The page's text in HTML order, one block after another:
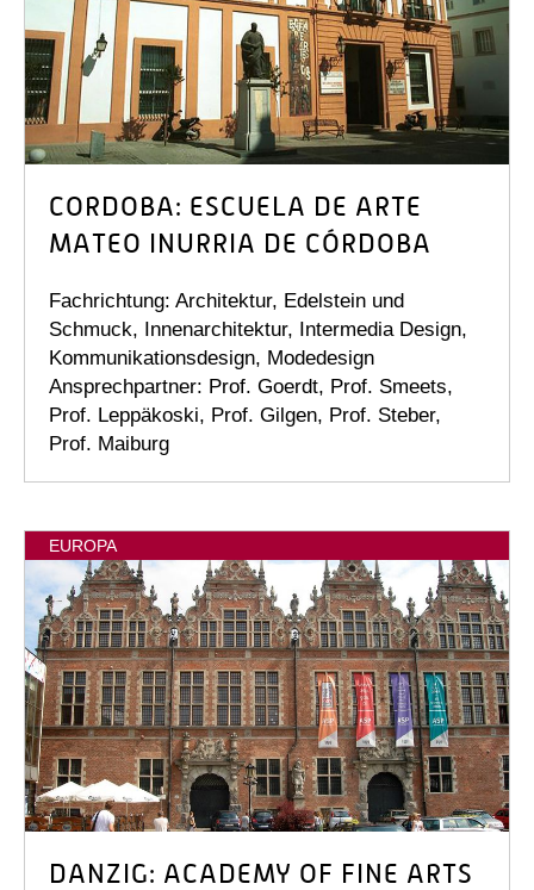
CORDOBA: ESCUELA DE ARTE
MATEO INURRIA DE CÓRDOBA
Fachrichtung: Architektur, Edelstein und
Schmuck, Innenarchitektur, Intermedia Design,
Kommunikationsdesign, Modedesign
Ansprechpartner: Prof. Goerdt, Prof. Smeets,
Prof. Leppäkoski, Prof. Gilgen, Prof. Steber,
Prof. Maiburg
EUROPA
DANZIG: ACADEMY OF FINE ARTS